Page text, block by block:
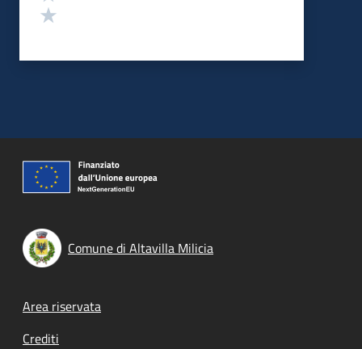
Comune di Altavilla Milicia
Footer menu
Area riservata
Crediti